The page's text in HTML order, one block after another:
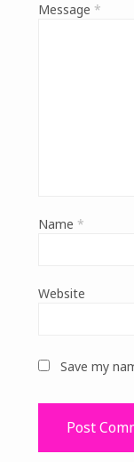
Message *
Name *
Website
Save my